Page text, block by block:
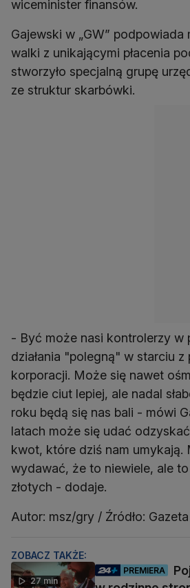
wiceminister finansów.
Gajewski w „GW”
walki z unikającymi płacenia
stworzyło specjalną grupę
ze struktur skarbówki.
- Być może nasi kontrolerzy w
działania "polegną" w starciu z
korporacji. Może się nawet
będzie ciut lepiej, ale nadal
roku będą się nas bali - mówi
latach może się udać
kwot, które dziś nam umykają.
wydawać, że to niewiele, ale
złotych - dodaje.
Autor: msz/gry / Źródło:
ZOBACZ TAKŻE:
27 min
PREMIERA